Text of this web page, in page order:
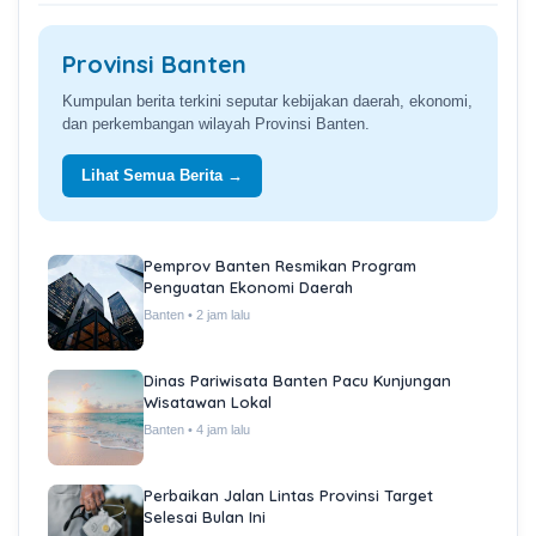
Provinsi Banten
Kumpulan berita terkini seputar kebijakan daerah, ekonomi,
dan perkembangan wilayah Provinsi Banten.
Lihat Semua Berita →
Pemprov Banten Resmikan Program
Penguatan Ekonomi Daerah
Banten • 2 jam lalu
Dinas Pariwisata Banten Pacu Kunjungan
Wisatawan Lokal
Banten • 4 jam lalu
Perbaikan Jalan Lintas Provinsi Target
Selesai Bulan Ini